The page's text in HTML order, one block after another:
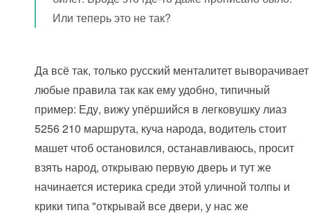
Или теперь это не так?
Да всё так, только русский менталитет выворачивает
любые правила так как ему удобно, типичный
пример: Еду, вижу упёршийся в легковушку лиаз
5256 210 маршрута, куча народа, водитель стоит
машет чтоб остановился, останавливаюсь, просит
взять народ, открываю первую дверь и тут же
начинается истерика среди этой уличной толпы и
крики типа "открывай все двери, у нас же